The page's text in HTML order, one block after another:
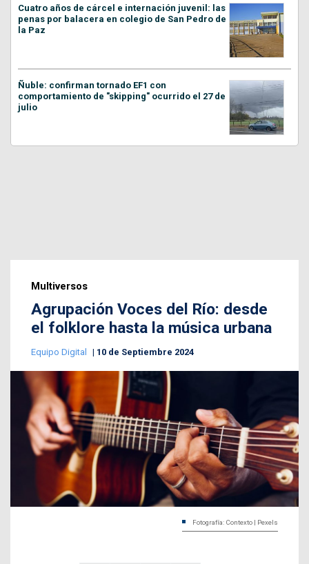
Cuatro años de cárcel e internación juvenil: las
penas por balacera en colegio de San Pedro de
la Paz
Ñuble: confirman tornado EF1 con
comportamiento de "skipping" ocurrido el 27 de
julio
Multiversos
Agrupación Voces del Río: desde
el folklore hasta la música urbana
Equipo Digital 10 de Septiembre 2024
Fotografía: Contexto | Pexels